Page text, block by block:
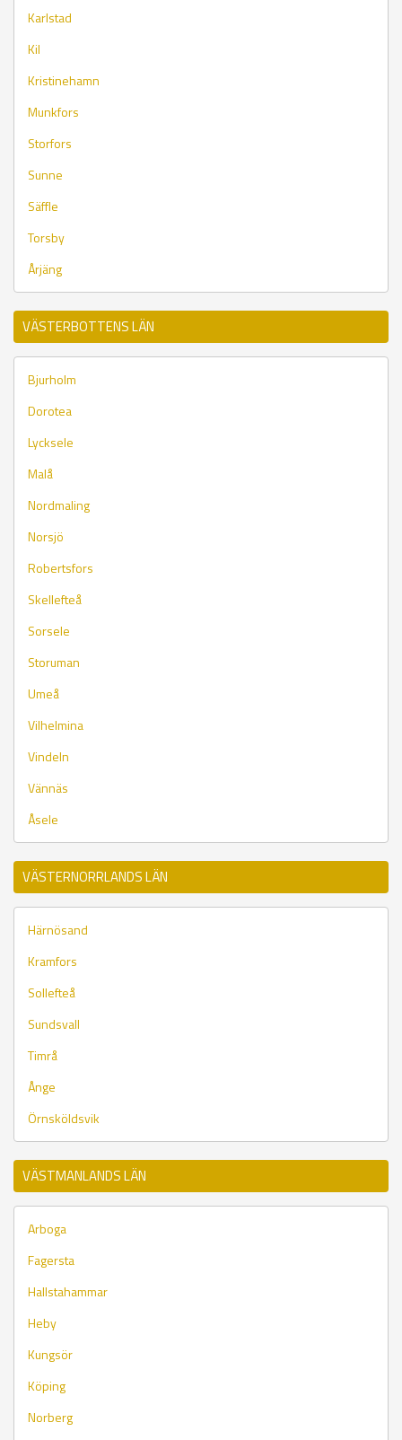
Karlstad
Kil
Kristinehamn
Munkfors
Storfors
Sunne
Säffle
Torsby
Årjäng
VÄSTERBOTTENS LÄN
Bjurholm
Dorotea
Lycksele
Malå
Nordmaling
Norsjö
Robertsfors
Skellefteå
Sorsele
Storuman
Umeå
Vilhelmina
Vindeln
Vännäs
Åsele
VÄSTERNORRLANDS LÄN
Härnösand
Kramfors
Sollefteå
Sundsvall
Timrå
Ånge
Örnsköldsvik
VÄSTMANLANDS LÄN
Arboga
Fagersta
Hallstahammar
Heby
Kungsör
Köping
Norberg